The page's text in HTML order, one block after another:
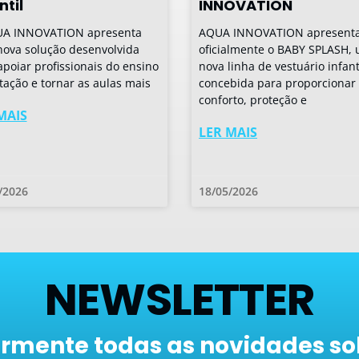
INNOVATION apresenta
solução desenvolvida
profissionais do ensino
e tornar as aulas mais
INNOVATION
AQUA INNOVATION
oficialmente o BABY SPLASH,
nova linha de vestuário
concebida para
conforto, proteção e
LER MAIS
18/05/2026
NEWSLETTER
todas as novidades